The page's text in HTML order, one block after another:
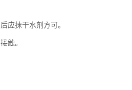
应抹干水剂方可。
触。